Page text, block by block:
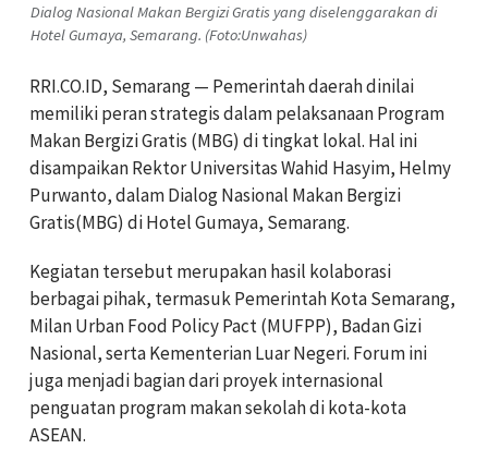
Dialog Nasional Makan Bergizi Gratis yang diselenggarakan di
Hotel Gumaya, Semarang. (Foto:Unwahas)
RRI.CO.ID, Semarang — Pemerintah daerah dinilai
memiliki peran strategis dalam pelaksanaan Program
Makan Bergizi Gratis (MBG) di tingkat lokal. Hal ini
disampaikan Rektor Universitas Wahid Hasyim, Helmy
Purwanto, dalam Dialog Nasional Makan Bergizi
Gratis(MBG) di Hotel Gumaya, Semarang.
Kegiatan tersebut merupakan hasil kolaborasi
berbagai pihak, termasuk Pemerintah Kota Semarang,
Milan Urban Food Policy Pact (MUFPP), Badan Gizi
Nasional, serta Kementerian Luar Negeri. Forum ini
juga menjadi bagian dari proyek internasional
penguatan program makan sekolah di kota-kota
ASEAN.